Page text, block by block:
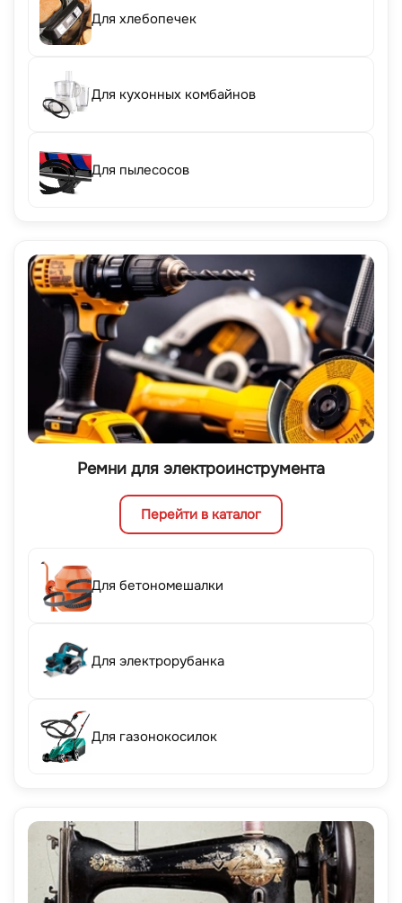
Для хлебопечек
Для кухонных комбайнов
Для пылесосов
Ремни для электроинструмента
Перейти в каталог
Для бетономешалки
Для электрорубанка
Для газонокосилок